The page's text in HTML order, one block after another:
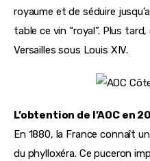
royaume et de séduire
table ce vin “royal”. Plus
Versailles sous Louis XIV.
L’obtention de l’AOC en
En 1880, la France connaît
du phylloxéra. Ce puceron